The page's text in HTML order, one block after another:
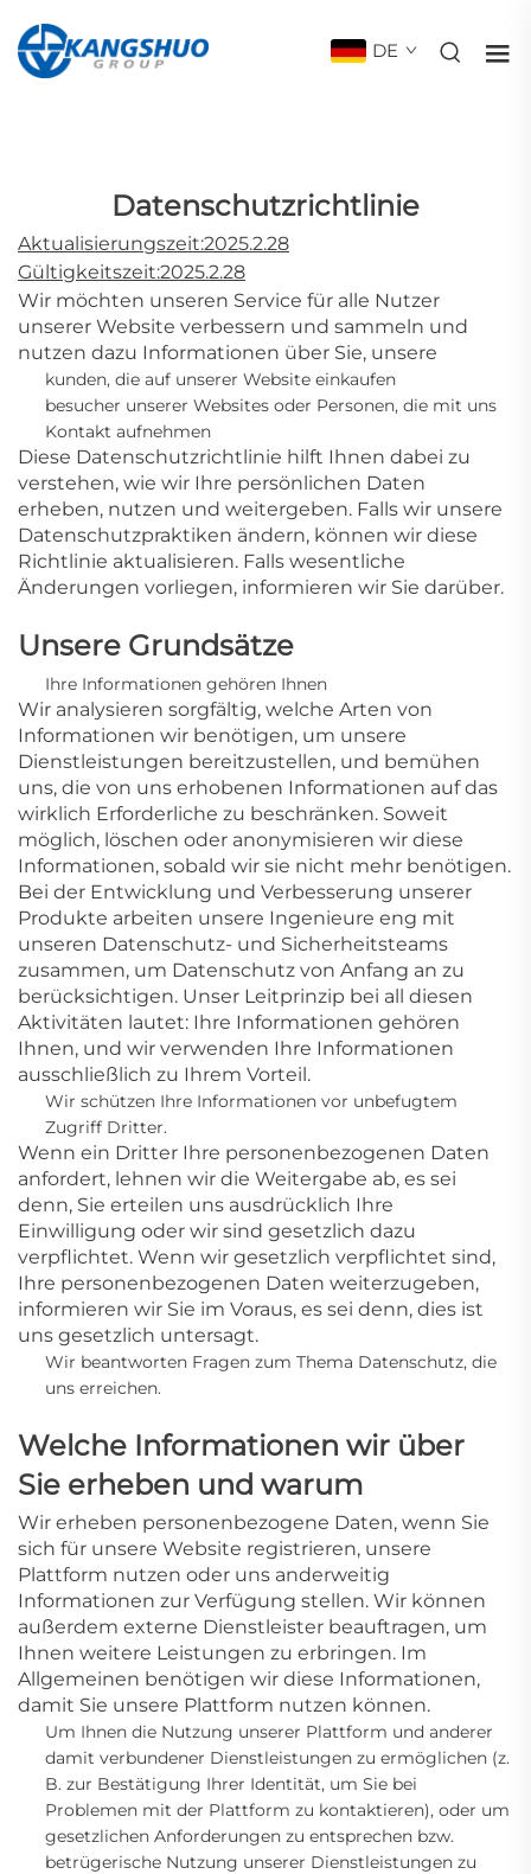
DE
Datenschutzrichtlinie
Aktualisierungszeit:2025.2.28
Gültigkeitszeit:2025.2.28
Wir möchten unseren Service für alle Nutzer
unserer Website verbessern und sammeln und
nutzen dazu Informationen über Sie, unsere
kunden, die auf unserer Website einkaufen
besucher unserer Websites oder Personen, die mit uns
Kontakt aufnehmen
Diese Datenschutzrichtlinie hilft Ihnen dabei zu
verstehen, wie wir Ihre persönlichen Daten
erheben, nutzen und weitergeben. Falls wir unsere
Datenschutzpraktiken ändern, können wir diese
Richtlinie aktualisieren. Falls wesentliche
Änderungen vorliegen, informieren wir Sie darüber.
Unsere Grundsätze
Ihre Informationen gehören Ihnen
Wir analysieren sorgfältig, welche Arten von
Informationen wir benötigen, um unsere
Dienstleistungen bereitzustellen, und bemühen
uns, die von uns erhobenen Informationen auf das
wirklich Erforderliche zu beschränken. Soweit
möglich, löschen oder anonymisieren wir diese
Informationen, sobald wir sie nicht mehr benötigen.
Bei der Entwicklung und Verbesserung unserer
Produkte arbeiten unsere Ingenieure eng mit
unseren Datenschutz- und Sicherheitsteams
zusammen, um Datenschutz von Anfang an zu
berücksichtigen. Unser Leitprinzip bei all diesen
Aktivitäten lautet: Ihre Informationen gehören
Ihnen, und wir verwenden Ihre Informationen
ausschließlich zu Ihrem Vorteil.
Wir schützen Ihre Informationen vor unbefugtem
Zugriff Dritter.
Wenn ein Dritter Ihre personenbezogenen Daten
anfordert, lehnen wir die Weitergabe ab, es sei
denn, Sie erteilen uns ausdrücklich Ihre
Einwilligung oder wir sind gesetzlich dazu
verpflichtet. Wenn wir gesetzlich verpflichtet sind,
Ihre personenbezogenen Daten weiterzugeben,
informieren wir Sie im Voraus, es sei denn, dies ist
uns gesetzlich untersagt.
Wir beantworten Fragen zum Thema Datenschutz, die
uns erreichen.
Welche Informationen wir über
Sie erheben und warum
Wir erheben personenbezogene Daten, wenn Sie
sich für unsere Website registrieren, unsere
Plattform nutzen oder uns anderweitig
Informationen zur Verfügung stellen. Wir können
außerdem externe Dienstleister beauftragen, um
Ihnen weitere Leistungen zu erbringen. Im
Allgemeinen benötigen wir diese Informationen,
damit Sie unsere Plattform nutzen können.
Um Ihnen die Nutzung unserer Plattform und anderer
damit verbundener Dienstleistungen zu ermöglichen (z.
B. zur Bestätigung Ihrer Identität, um Sie bei
Problemen mit der Plattform zu kontaktieren), oder um
gesetzlichen Anforderungen zu entsprechen bzw.
betrügerische Nutzung unserer Dienstleistungen zu